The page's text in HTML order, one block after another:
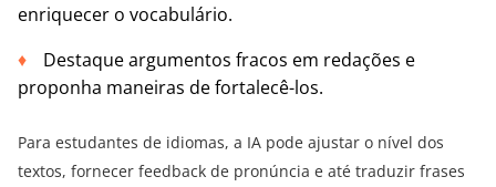
enriquecer o vocabulário.
Destaque argumentos fracos em redações e
proponha maneiras de fortalecê-los.
Para estudantes de idiomas, a IA pode ajustar o nível dos
textos, fornecer feedback de pronúncia e até traduzir frases